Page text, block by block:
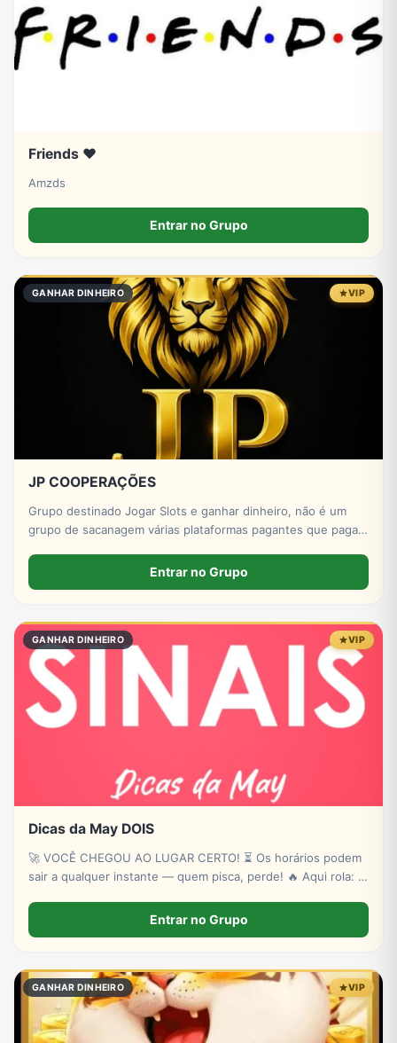
Friends ❤️
Amzds
Entrar no Grupo
GANHAR DINHEIRO VIP
JP COOPERAÇÕES
Grupo destinado Jogar Slots e ganhar dinheiro, não é um
grupo de sacanagem várias plataformas pagantes que pagam
no grupo pra colocar vídeo sacanagem vai ser expulso, é um
grupo de apostar ganhar
Entrar no Grupo
GANHAR DINHEIRO VIP
Dicas da May DOIS
🚀 VOCÊ CHEGOU AO LUGAR CERTO! ⏳ Os horários podem
sair a qualquer instante — quem pisca, perde! 🔥 Aqui rola: ✔
& bancas ✔ Conteúdo exclusivo
Entrar no Grupo
GANHAR DINHEIRO VIP